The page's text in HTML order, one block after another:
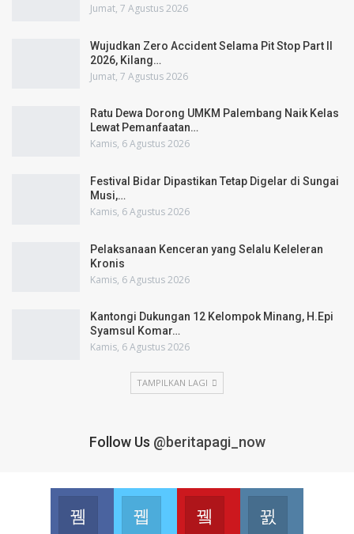
Jumat, 7 Agustus 2026
Wujudkan Zero Accident Selama Pit Stop Part II
2026, Kilang…
Jumat, 7 Agustus 2026
Ratu Dewa Dorong UMKM Palembang Naik Kelas
Lewat Pemanfaatan…
Kamis, 6 Agustus 2026
Festival Bidar Dipastikan Tetap Digelar di Sungai
Musi,…
Kamis, 6 Agustus 2026
Pelaksanaan Kenceran yang Selalu Keleleran
Kronis
Kamis, 6 Agustus 2026
Kantongi Dukungan 12 Kelompok Minang, H.Epi
Syamsul Komar…
Kamis, 6 Agustus 2026
TAMPILKAN LAGI
Follow Us @beritapagi_now
Facebook
Join us on FacebookJoin us on Twitter
Youtube
Join us on Youtube